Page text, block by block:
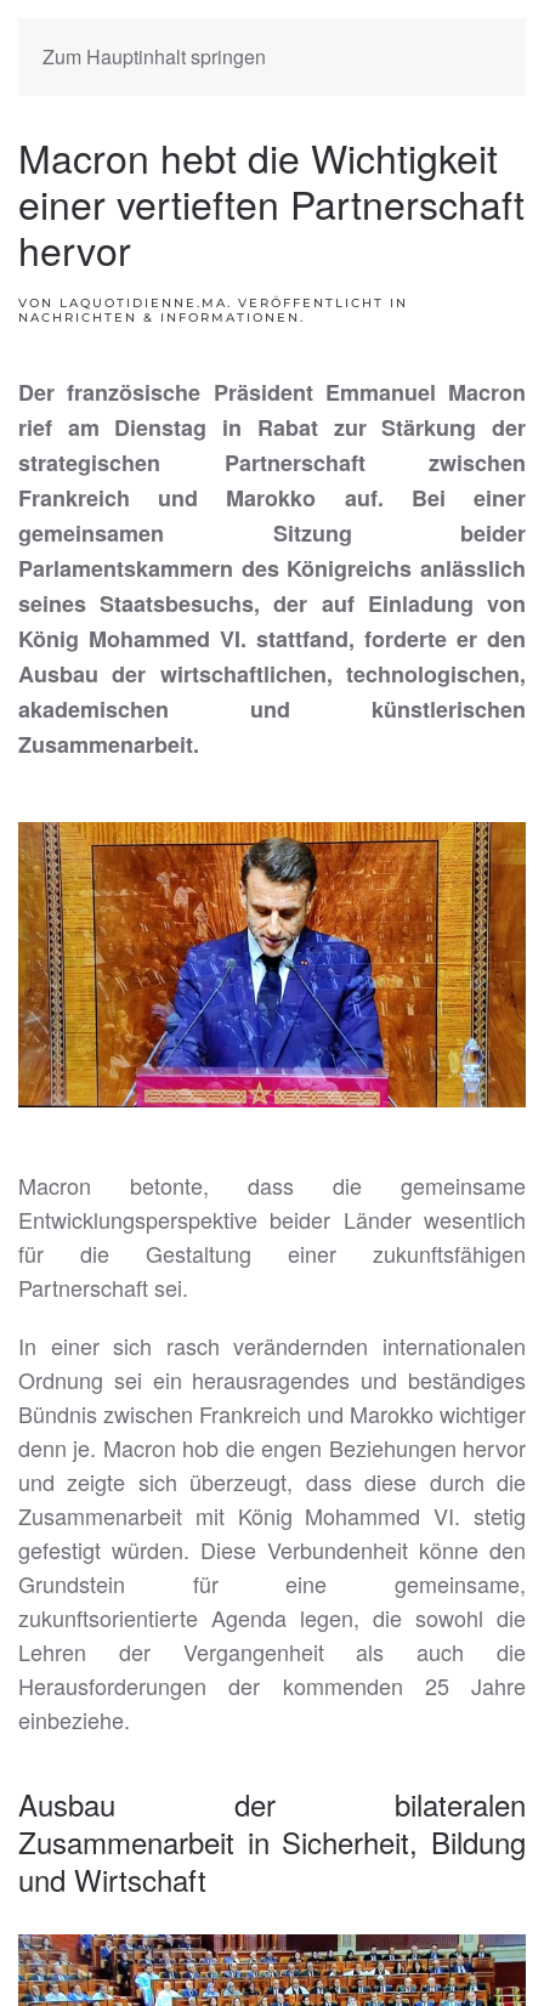
Zum Hauptinhalt springen
Macron hebt die Wichtigkeit
einer vertieften Partnerschaft
hervor
VON LAQUOTIDIENNE.MA. VERÖFFENTLICHT IN
NACHRICHTEN & INFORMATIONEN .
Der französische Präsident Emmanuel Macron
rief am Dienstag in Rabat zur Stärkung der
strategischen Partnerschaft zwischen
Frankreich und Marokko auf. Bei einer
gemeinsamen Sitzung beider
Parlamentskammern des Königreichs anlässlich
seines Staatsbesuchs, der auf Einladung von
König Mohammed VI. stattfand, forderte er den
Ausbau der wirtschaftlichen, technologischen,
akademischen und künstlerischen
Zusammenarbeit.
Macron betonte, dass die gemeinsame
Entwicklungsperspektive beider Länder wesentlich
für die Gestaltung einer zukunftsfähigen
Partnerschaft sei.
In einer sich rasch verändernden internationalen
Ordnung sei ein herausragendes und beständiges
Bündnis zwischen Frankreich und Marokko wichtiger
denn je. Macron hob die engen Beziehungen hervor
und zeigte sich überzeugt, dass diese durch die
Zusammenarbeit mit König Mohammed VI. stetig
gefestigt würden. Diese Verbundenheit könne den
Grundstein für eine gemeinsame,
zukunftsorientierte Agenda legen, die sowohl die
Lehren der Vergangenheit als auch die
Herausforderungen der kommenden 25 Jahre
einbeziehe.
Ausbau der bilateralen
Zusammenarbeit in Sicherheit, Bildung
und Wirtschaft